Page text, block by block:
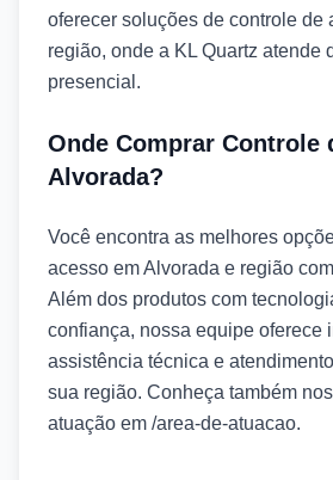
oferecer soluções de controle de
região, onde a KL Quartz atende
presencial.
Onde Comprar Controle
Alvorada?
Você encontra as melhores
acesso em Alvorada e região
Além dos produtos com
confiança, nossa equipe oferece
assistência técnica e
sua região. Conheça também
atuação em /area-de-atuacao.